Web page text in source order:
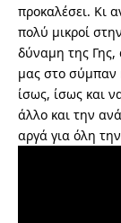
προκαλέσει. Κι
πολύ μικροί
δύναμη της
μας στο σύμπαν
ίσως, ίσως και
άλλο και την
αργά για όλη